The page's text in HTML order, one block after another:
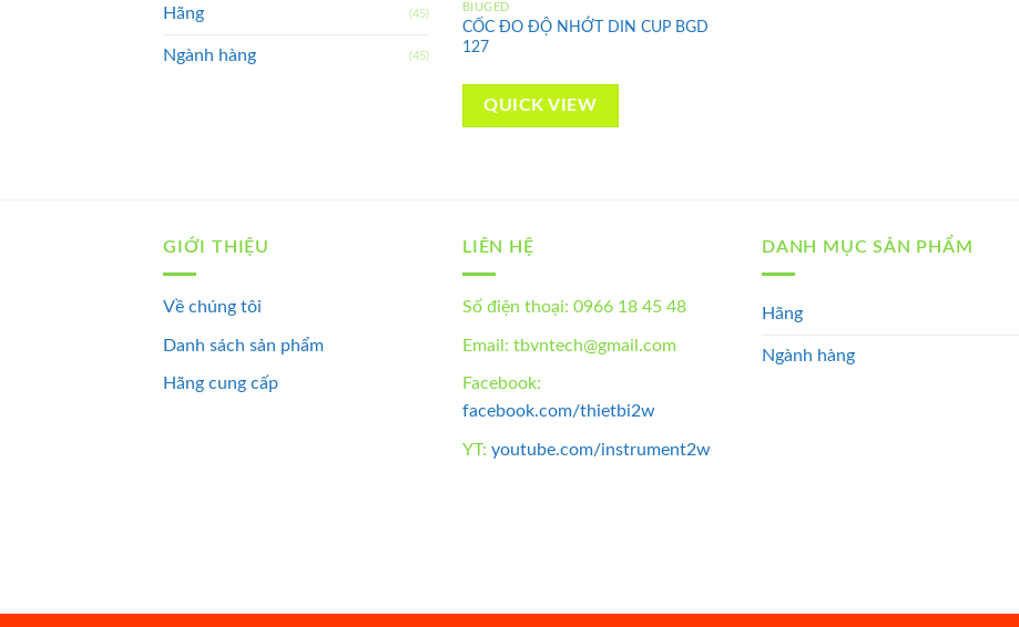
Hãng (45)
Ngành hàng (45)
BIUGED
CỐC ĐO ĐỘ NHỚT DIN CUP BGD
127
QUICK VIEW
GIỚI THIỆU
Về chúng tôi
Danh sách sản phẩm
Hãng cung cấp
LIÊN HỆ
Số điện thoại: 0966 18 45 48
Email: tbvntech@gmail.com
Facebook:
facebook.com/thietbi2w
YT: youtube.com/instrument2w
DANH MỤC SẢN PHẨM
Hãng
Ngành hàng